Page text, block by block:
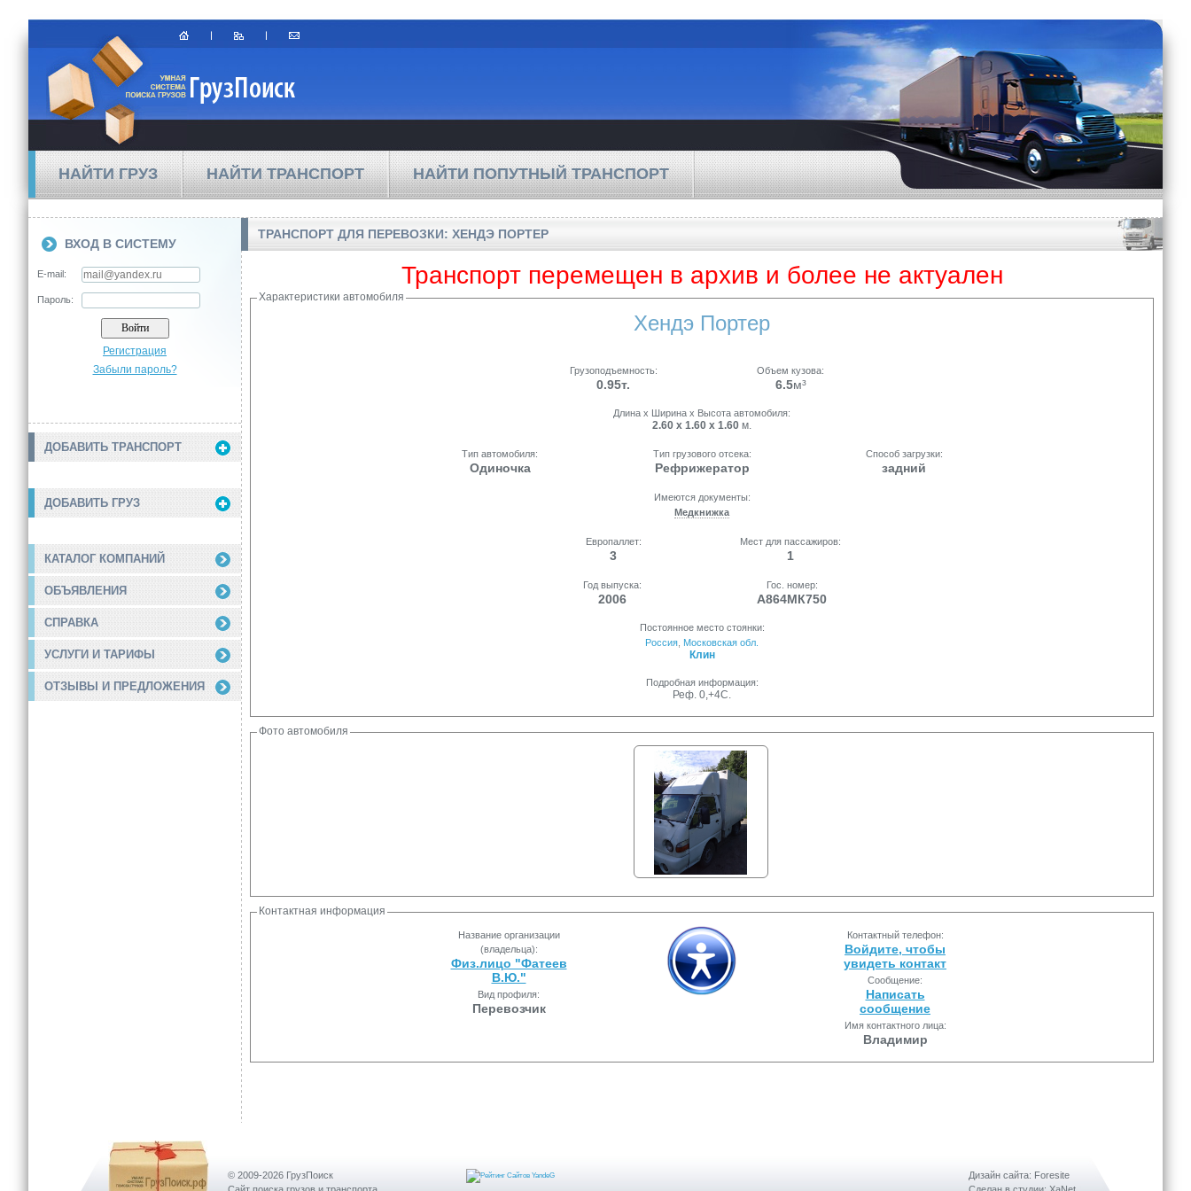
НАЙТИ ГРУЗ НАЙТИ ТРАНСПОРТ НАЙТИ ПОПУТНЫЙ ТРАНСПОРТ
ВХОД В СИСТЕМУ
E-mail:
Пароль:
Регистрация
Забыли пароль?
ДОБАВИТЬ ТРАНСПОРТ
ДОБАВИТЬ ГРУЗ
КАТАЛОГ КОМПАНИЙ
ОБЪЯВЛЕНИЯ
СПРАВКА
УСЛУГИ И ТАРИФЫ
ОТЗЫВЫ И ПРЕДЛОЖЕНИЯ
ТРАНСПОРТ ДЛЯ ПЕРЕВОЗКИ: ХЕНДЭ ПОРТЕР
Транспорт перемещен в архив и более не актуален
Характеристики автомобиля
Хендэ Портер
Грузоподъемность:
0.95т.
Объем кузова:
6.5м³
Длина x Ширина x Высота автомобиля:
2.60 x 1.60 x 1.60 м.
Тип автомобиля:
Одиночка
Тип грузового отсека:
Рефрижератор
Способ загрузки:
задний
Имеются документы:
Медкнижка
Европаллет:
3
Мест для пассажиров:
1
Год выпуска:
2006
Гос. номер:
А864МК750
Постоянное место стоянки:
Россия Московская обл.
Клин
Подробная информация:
Реф. 0,+4С.
Фото автомобиля
Контактная информация
Название организации
(владельца):
Физ.лицо "Фатеев
В.Ю."
Вид профиля:
Перевозчик
Контактный телефон:
Войдите, чтобы
увидеть контакт
Сообщение:
Написать
сообщение
Имя контактного лица:
Владимир
© 2009-2026 ГрузПоиск
Дизайн сайта: Foresite